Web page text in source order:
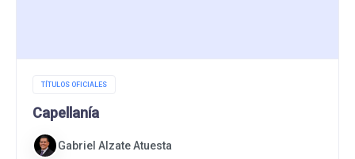
TÍTULOS OFICIALES
Capellanía
Gabriel Alzate Atuesta